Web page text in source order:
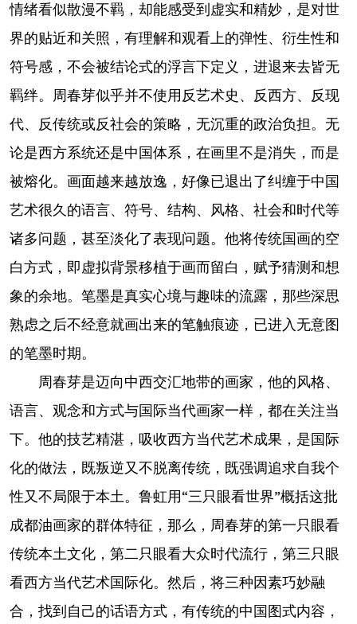
情绪看似散漫不羁，却能感受到虚实和精妙，是对世
界的贴近和关照，有理解和观看上的弹性、衍生性和
符号感，不会被结论式的浮言下定义，进退来去皆无
羁绊。周春芽似乎并不使用反艺术史、反西方、反现
代、反传统或反社会的策略，无沉重的政治负担。无
论是西方系统还是中国体系，在画里不是消失，而是
被熔化。画面越来越放逸，好像已退出了纠缠于中国
艺术很久的语言、符号、结构、风格、社会和时代等
诸多问题，甚至淡化了表现问题。他将传统国画的空
白方式，即虚拟背景移植于画而留白，赋予猜测和想
象的余地。笔墨是真实心境与趣味的流露，那些深思
熟虑之后不经意就画出来的笔触痕迹，已进入无意图
的笔墨时期。
周春芽是迈向中西交汇地带的画家，他的风格、
语言、观念和方式与国际当代画家一样，都在关注当
下。他的技艺精湛，吸收西方当代艺术成果，是国际
化的做法，既叛逆又不脱离传统，既强调追求自我个
性又不局限于本土。鲁虹用“三只眼看世界”概括这批
成都油画家的群体特征，那么，周春芽的第一只眼看
传统本土文化，第二只眼看大众时代流行，第三只眼
看西方当代艺术国际化。然后，将三种因素巧妙融
合，找到自己的话语方式，有传统的中国图式内容，